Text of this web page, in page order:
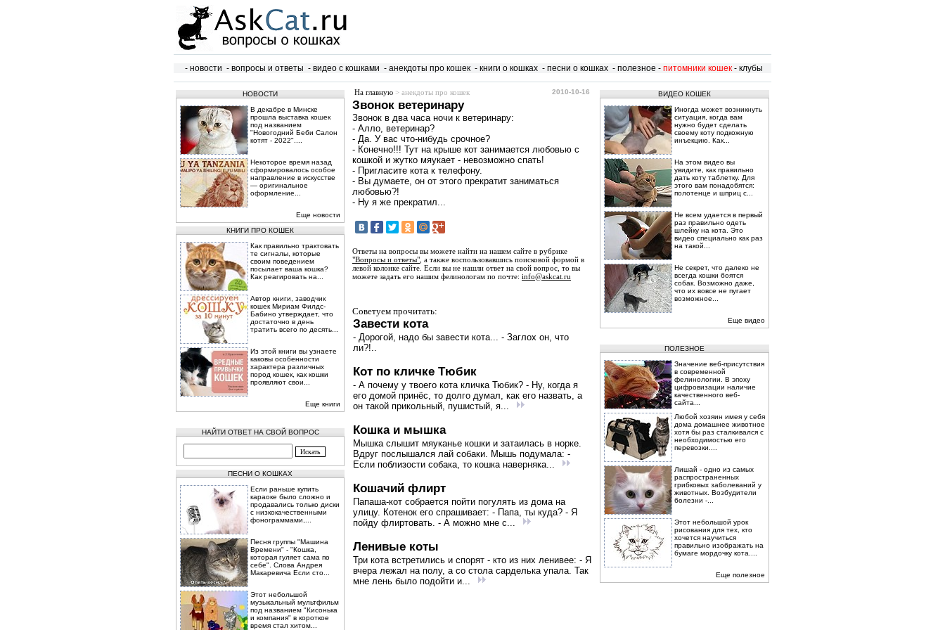
- новости - вопросы и ответы - видео с кошками - анекдоты про кошек - книги о кошках - песни о кошках - полезное - питомники кошек- клубы
НОВОСТИ
В декабре в Минске
прошла выставка кошек
под названием
"Новогодний Беби Салон
котят - 2022"....
Некоторое время назад
сформировалось особое
направление в искусстве
— оригинальное
оформление...
Еще новости
КНИГИ ПРО КОШЕК
Как правильно трактовать
те сигналы, которые
своим поведением
посылает ваша кошка?
Как реагировать на...
Автор книги, заводчик
кошек Мириам Филдс-
Бабино утверждает, что
достаточно в день
тратить всего по десять...
Из этой книги вы узнаете
каковы особенности
характера различных
пород кошек, как кошки
проявляют свои...
Еще книги
НАЙТИ ОТВЕТ НА СВОЙ ВОПРОС
ПЕСНИ О КОШКАХ
Если раньше купить
караоке было сложно и
продавались только диски
с низкокачественными
фонограммами,...
Песня группы "Машина
Времени" - "Кошка,
которая гуляет сама по
себе". Слова Андрея
Макаревича Если сто...
Этот небольшой
музыкальный мультфильм
под названием "Кисонька
и компания" в короткое
время стал хитом...
На главную > анекдоты про кошек 2010-10-16
Звонок ветеринару
Звонок в два часа ночи к ветеринару:
- Алло, ветеринар?
- Да. У вас что-нибудь срочное?
- Конечно!!! Тут на крыше кот занимается любовью с
кошкой и жутко мяукает - невозможно спать!
- Пригласите кота к телефону.
- Вы думаете, он от этого прекратит заниматься
любовью?!
- Ну я же прекратил...
Ответы на вопросы вы можете найти на нашем сайте в рубрике
"Вопросы и ответы" , а также воспользовавшись поисковой формой в
левой колонке сайте. Если вы не нашли ответ на свой вопрос, то вы
можете задать его нашим фелинологам по почте: info@askcat.ru
Советуем прочитать:
Завести кота
- Дорогой, надо бы завести кота... - Заглох он, что
ли?!..
Кот по кличке Тюбик
- А почему у твоего кота кличка Тюбик? - Ну, когда я
его домой принёс, то долго думал, как его назвать, а
он такой прикольный, пушистый, я...
Кошка и мышка
Мышка слышит мяуканье кошки и затаилась в норке.
Вдруг послышался лай собаки. Мышь подумала: -
Если поблизости собака, то кошка наверняка...
Кошачий флирт
Папаша-кот собрается пойти погулять из дома на
улицу. Котенок его спрашивает: - Папа, ты куда? - Я
пойду флиртовать. - А можно мне с...
Ленивые коты
Три кота встретились и спорят - кто из них ленивее: - Я
вчера лежал на полу, а со стола сарделька упала. Так
мне лень было подойти и...
ВИДЕО КОШЕК
Иногда может возникнуть
ситуация, когда вам
нужно будет сделать
своему коту подкожную
инъекцию. Как...
На этом видео вы
увидите, как правильно
дать коту таблетку. Для
этого вам понадобятся:
полотенце и шприц с...
Не всем удается в первый
раз правильно одеть
шлейку на кота. Это
видео специально как раз
на такой...
Не секрет, что далеко не
всегда кошки боятся
собак. Возможно даже,
что их вовсе не пугает
возможное...
Еще видео
ПОЛЕЗНОЕ
Значение веб-присутствия
в современной
фелинологии. В эпоху
цифровизации наличие
качественного веб-
сайта...
Любой хозяин имея у себя
дома домашнее животное
хотя бы раз сталкивался с
необходимостью его
перевозки....
Лишай - одно из самых
распространенных
грибковых заболеваний у
животных. Возбудители
болезни -...
Этот небольшой урок
рисования для тех, кто
хочется научиться
правильно изображать на
бумаге мордочку кота....
Еще полезное